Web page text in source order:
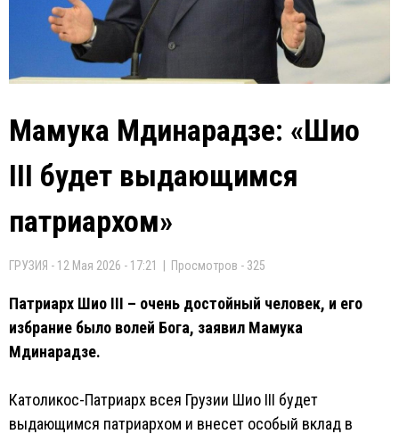
Мамука Мдинарадзе: «Шио
III будет выдающимся
патриархом»
ГРУЗИЯ - 12 Мая 2026 - 17:21 | Просмотров - 325
Патриарх Шио III – очень достойный человек, и его
избрание было волей Бога, заявил Мамука
Мдинарадзе.
Католикос-Патриарх всея Грузии Шио III будет
выдающимся патриархом и внесет особый вклад в